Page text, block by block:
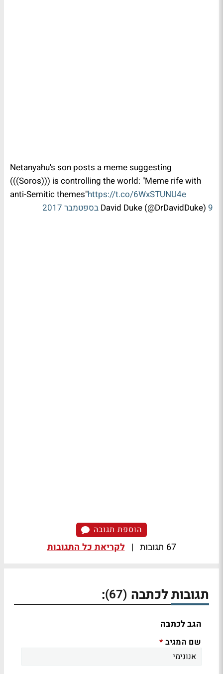
Netanyahu's son posts a meme suggesting
(((Soros))) is controlling the world: "Meme rife with
anti-Semitic themes"https://t.co/6WxSTUNU4e
David Duke (@DrDavidDuke) 9 בספטמבר 2017
הוספת תגובה
67 תגובות | לקריאת כל התגובות
תגובות לכתבה (67)
:
הגב לכתבה
שם המגיב *